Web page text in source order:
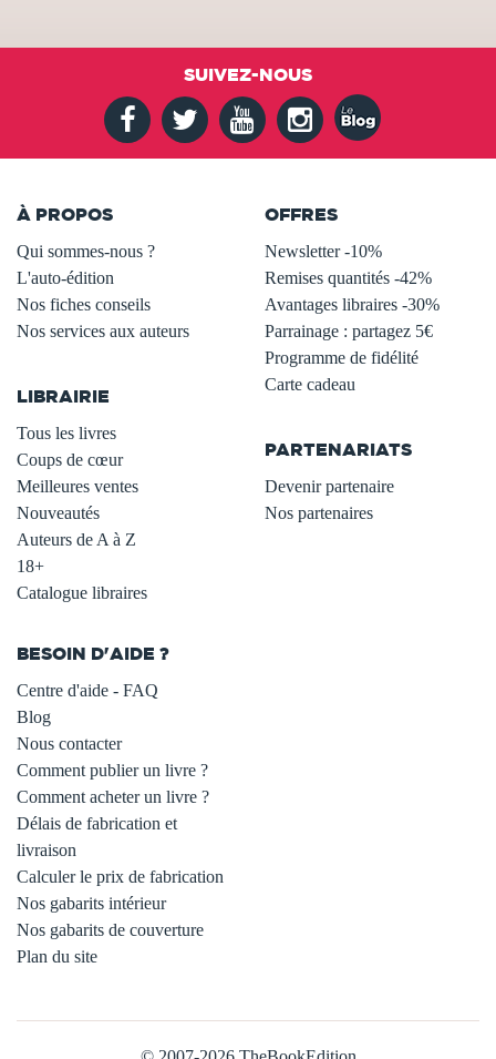
SUIVEZ-NOUS
À PROPOS
Qui sommes-nous ?
L'auto-édition
Nos fiches conseils
Nos services aux auteurs
LIBRAIRIE
Tous les livres
Coups de cœur
Meilleures ventes
Nouveautés
Auteurs de A à Z
18+
Catalogue libraires
OFFRES
Newsletter -10%
Remises quantités -42%
Avantages libraires -30%
Parrainage : partagez 5€
Programme de fidélité
Carte cadeau
PARTENARIATS
Devenir partenaire
Nos partenaires
BESOIN D'AIDE ?
Centre d'aide - FAQ
Blog
Nous contacter
Comment publier un livre ?
Comment acheter un livre ?
Délais de fabrication et
livraison
Calculer le prix de fabrication
Nos gabarits intérieur
Nos gabarits de couverture
Plan du site